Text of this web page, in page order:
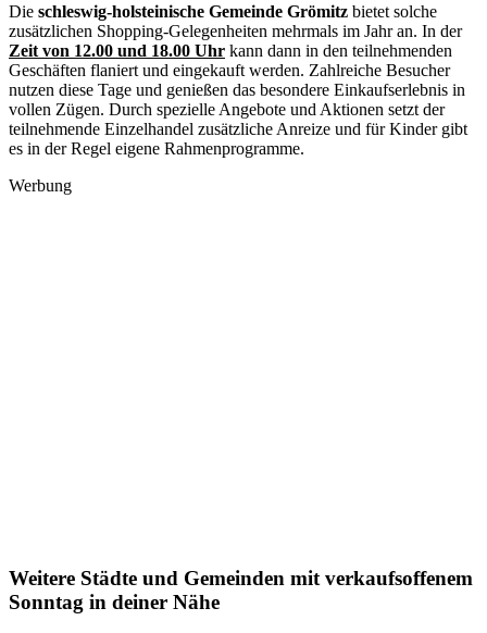
Die schleswig-holsteinische Gemeinde Grömitz bietet solche
zusätzlichen Shopping-Gelegenheiten mehrmals im Jahr an. In der
Zeit von 12.00 und 18.00 Uhr kann dann in den teilnehmenden
Geschäften flaniert und eingekauft werden. Zahlreiche Besucher
nutzen diese Tage und genießen das besondere Einkaufserlebnis in
vollen Zügen. Durch spezielle Angebote und Aktionen setzt der
teilnehmende Einzelhandel zusätzliche Anreize und für Kinder gibt
es in der Regel eigene Rahmenprogramme.
Werbung
Weitere Städte und Gemeinden mit verkaufsoffenem
Sonntag in deiner Nähe